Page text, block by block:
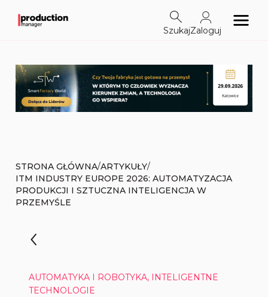
SzukajZaloguj
STRONA GŁÓWNA/ARTYKUŁY/
ITM INDUSTRY EUROPE 2026: AUTOMATYZACJA
PRODUKCJI I SZTUCZNA INTELIGENCJA W
PRZEMYŚLE
AUTOMATYKA I ROBOTYKA, INTELIGENTNE
TECHNOLOGIE